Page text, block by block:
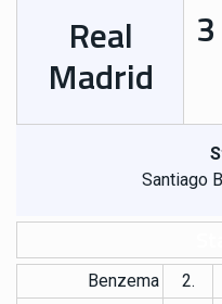
3
Real
Madrid
Santiago
Benzema 2.